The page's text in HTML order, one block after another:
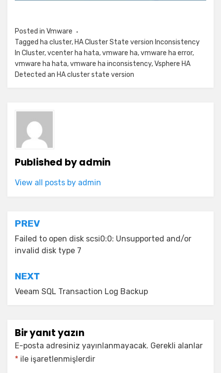
Posted in Vmware
Tagged ha cluster, HA Cluster State version Inconsistency
In Cluster,vcenter ha hata,vmware ha,vmware ha error,
vmware ha hata,vmware ha inconsistency,Vsphere HA
Detected an HA cluster state version
Published byadmin
View all posts by admin
Yazı
gezinmesi
PREV
Failed to open disk scsi0:0: Unsupported and/or
invalid disk type 7
NEXT
Veeam SQL Transaction Log Backup
Bir yanıt yazın
E-posta adresiniz yayınlanmayacak. Gerekli alanlar
* ile işaretlenmişlerdir